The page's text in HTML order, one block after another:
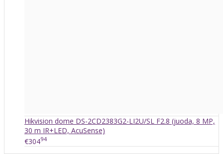
Hikvision dome DS-2CD2383G2-LI2U/SL F2.8 (juoda, 8 MP,
30 m IR+LED, AcuSense)
€30494